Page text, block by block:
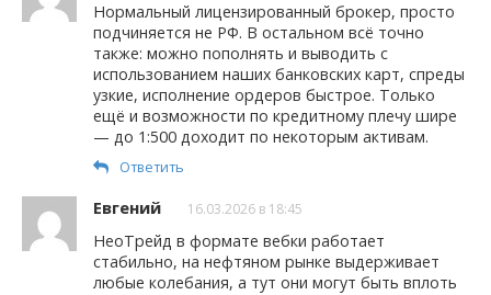
Нормальный лицензированный брокер, просто
подчиняется не РФ. В остальном всё точно
также: можно пополнять и выводить с
использованием наших банковских карт, спреды
узкие, исполнение ордеров быстрое. Только
ещё и возможности по кредитному плечу шире
— до 1:500 доходит по некоторым активам.
Ответить
Евгений 16.03.2026 в 18:45
НеоТрейд в формате вебки работает
стабильно, на нефтяном рынке выдерживает
любые колебания, а тут они могут быть вплоть